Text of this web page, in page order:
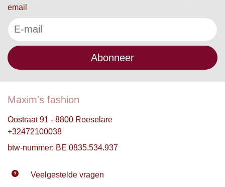
email
Abonneer
Maxim's fashion
Oostraat 91 - 8800 Roeselare
+32472100038
btw-nummer: BE 0835.534.937
Veelgestelde vragen